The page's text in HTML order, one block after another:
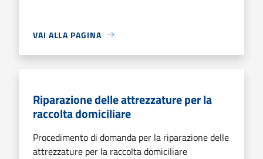
VAI ALLA PAGINA
Riparazione delle attrezzature per la
raccolta domiciliare
Procedimento di domanda per la riparazione delle
attrezzature per la raccolta domiciliare